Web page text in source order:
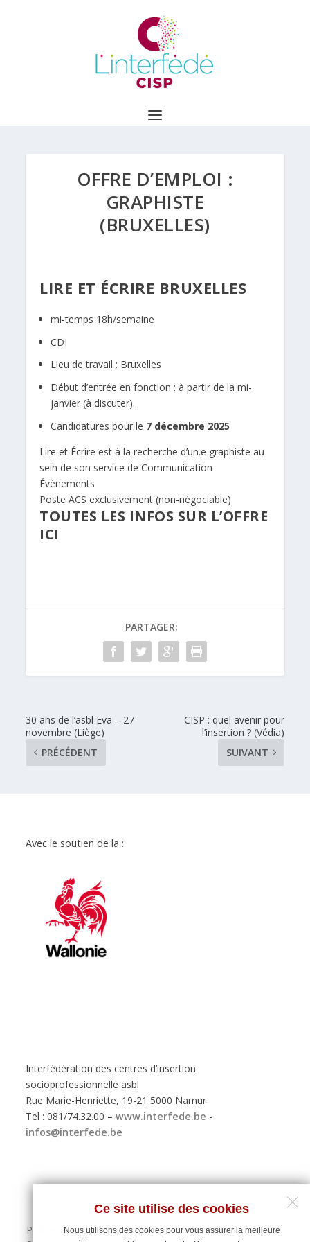
Ce site utilise des cookies
Nous utilisons des cookies pour vous assurer la meilleure
OFFRE D’EMPLOI :
GRAPHISTE
(BRUXELLES)
LIRE ET ÉCRIRE BRUXELLES
mi-temps 18h/semaine
CDI
Lieu de travail : Bruxelles
Début d’entrée en fonction : à partir de la mi-
janvier (à discuter).
Candidatures pour le 7 décembre 2025
Lire et Écrire est à la recherche d’un.e graphiste au
sein de son service de Communication-
Évènements
Poste ACS exclusivement (non-négociable)
TOUTES LES INFOS SUR L’OFFRE
ICI
PARTAGER:
30 ans de l’asbl Eva – 27
novembre (Liège)
PRÉCÉDENT
CISP : quel avenir pour
l’insertion ? (Védia)
SUIVANT
Avec le soutien de la :
Interfédération des centres d’insertion
socioprofessionnelle asbl
Rue Marie-Henriette, 19-21 5000 Namur
Tel : 081/74.32.00 –www.interfede.be -
infos@interfede.be
Politique de protection des données personnelles